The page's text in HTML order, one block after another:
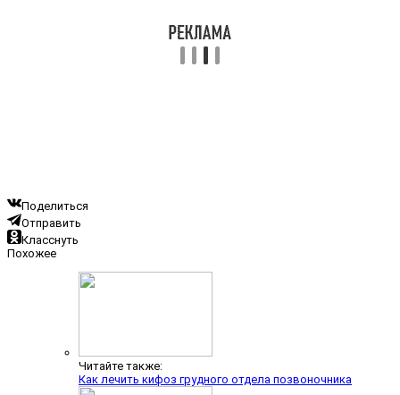
Поделиться
Отправить
Класснуть
Похожее
Читайте также:
Как лечить кифоз грудного отдела позвоночника